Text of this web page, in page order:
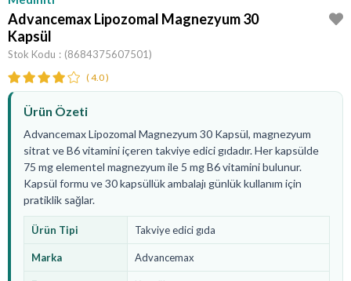
Advancemax Lipozomal Magnezyum 30
Kapsül
Stok Kodu (8684375607501)
4.0
Ürün Özeti
Advancemax Lipozomal Magnezyum 30 Kapsül, magnezyum
sitrat ve B6 vitamini içeren takviye edici gıdadır. Her kapsülde
75 mg elementel magnezyum ile 5 mg B6 vitamini bulunur.
Kapsül formu ve 30 kapsüllük ambalajı günlük kullanım için
pratiklik sağlar.
Ürün Tipi Takviye edici gıda
Marka Advancemax